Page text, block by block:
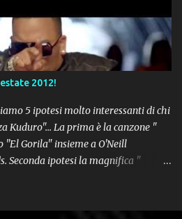
2012!
5 ipotesi molto interessanti di chi
Kuduro"... La prima è la canzone "
"El Gorila" insieme a O'Neill
Seconda ipotesi la magnifica "
estate, " Follow The Leader " del trio